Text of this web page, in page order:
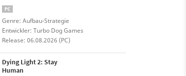
PC
Genre: Aufbau-Strategie
Entwickler: Turbo Dog Games
Release: 06.08.2026 (PC)
Dying Light 2: Stay
Human